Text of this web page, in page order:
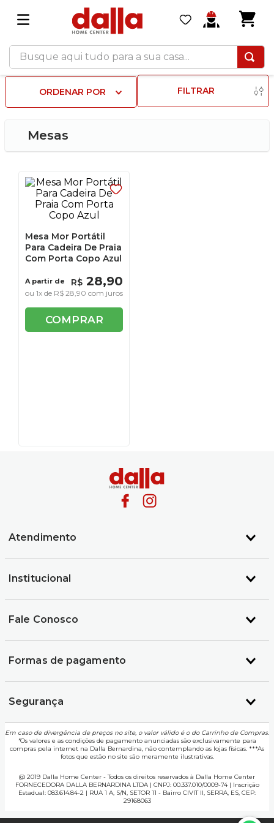
Busque aqui tudo para a sua casa...
ORDENAR POR FILTRAR
Mesas
Mesa Mor Portátil
Para Cadeira De Praia
Com Porta Copo Azul
A partir de R$ 28,90
ou1x de R$ 28,90 com juros
COMPRAR
Atendimento
Institucional
Fale Conosco
Formas de pagamento
Segurança
Em caso de divergência de preços no site, o valor válido é o do Carrinho de Compras.
*Os valores e as condições de pagamento anunciadas são exclusivamente para
compras pela internet na Dalla Bernardina, não contemplando as lojas físicas. ***As
fotos que estão no site são meramente ilustrativas.
@ 2019 Dalla Home Center - Todos os direitos reservados à Dalla Home Center
FORNECEDORA DALLA BERNARDINA LTDA | CNPJ: 00.337.010/0009-74 | Inscrição
Estadual: 083.614.84-2 | RUA 1 A, S/N, SETOR 11 - Bairro CIVIT II, SERRA, ES, CEP:
29168063